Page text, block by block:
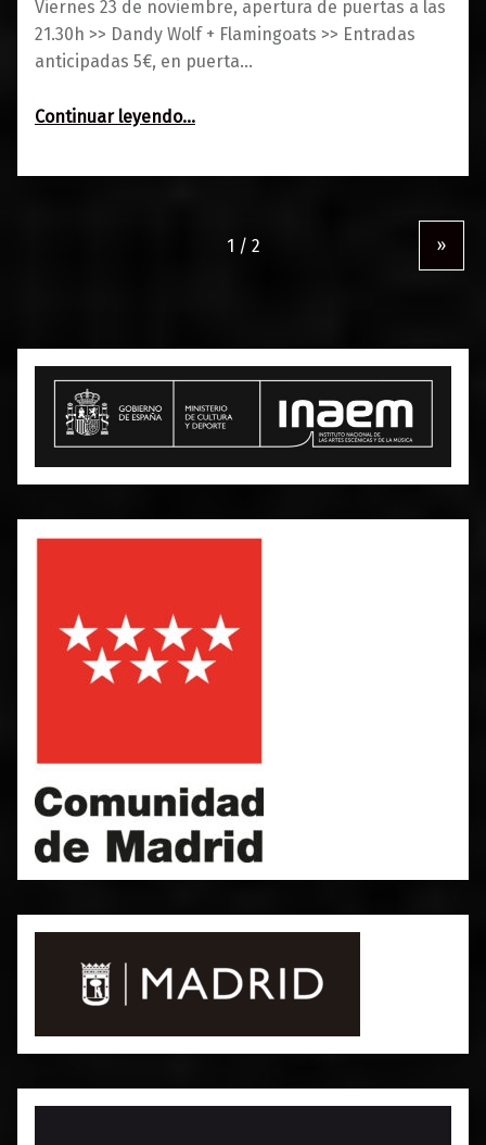
Viernes 23 de noviembre, apertura de puertas a las
21.30h >> Dandy Wolf + Flamingoats >> Entradas
anticipadas 5€, en puerta…
Continuar leyendo“Dandy Wolf + Flamingoats :: Boiler Groove”
…
»